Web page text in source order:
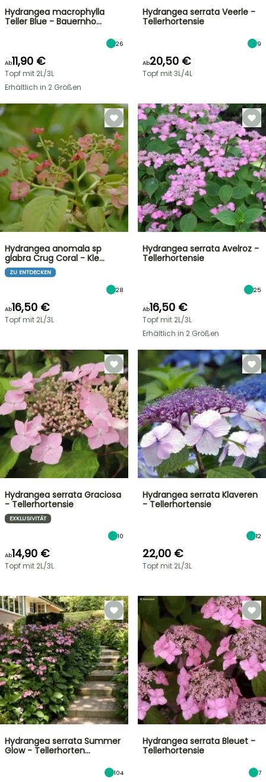
Hydrangea macrophylla
Teller Blue - Bauernho…
26
Ab11,90 €
Topf mit 2L/3L
Erhältlich in 2 Größen
Hydrangea serrata Veerle -
Tellerhortensie
9
Ab20,50 €
Topf mit 3L/4L
Hydrangea anomala sp
glabra Crug Coral - Kle…
ZU ENTDECKEN
28
Ab16,50 €
Topf mit 2L/3L
Hydrangea serrata Avelroz -
Tellerhortensie
25
Ab16,50 €
Topf mit 2L/3L
Erhältlich in 2 Größen
Hydrangea serrata Graciosa
- Tellerhortensie
EXKLUSIVITÄT
10
Ab14,90 €
Topf mit 2L/3L
Hydrangea serrata Klaveren
- Tellerhortensie
12
22,00 €
Topf mit 2L/3L
Hydrangea serrata Summer
Glow - Tellerhorten…
104
Hydrangea serrata Bleuet -
Tellerhortensie
7